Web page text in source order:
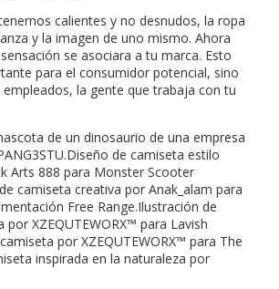
calientes y no desnudos, la ropa
y la imagen de uno mismo. Ahora
se asociara a tu marca. Esto
para el consumidor potencial, sino
la gente que trabaja con tu
de un dinosaurio de una empresa
de camiseta estilo
Arts 888 para Monster Scooter
camiseta creativa por Anak_alam para
Free Range.Ilustración de
XZEQUTEWORX™ para Lavish
por XZEQUTEWORX™ para The
inspirada en la naturaleza por